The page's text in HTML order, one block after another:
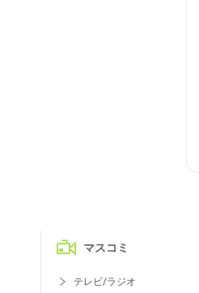
マスコミ
テレビ/ラジオ